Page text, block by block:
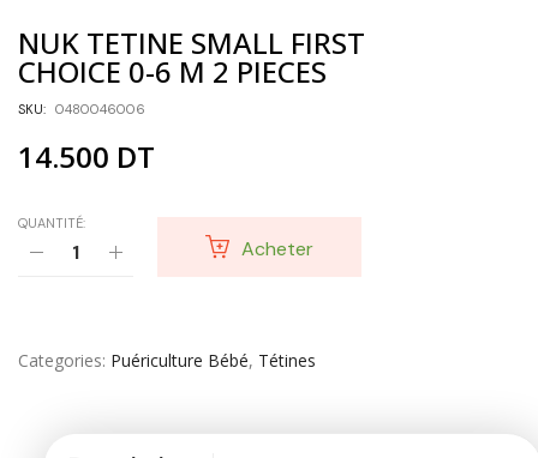
NUK TETINE SMALL FIRST
CHOICE 0-6 M 2 PIECES
SKU: 0480046006
14.500 DT
QUANTITÉ:
Acheter
Categories Puériculture Bébé, Tétines